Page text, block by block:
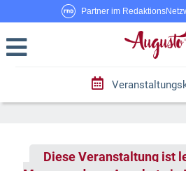
Partner im
Diese Veranstaltung ist